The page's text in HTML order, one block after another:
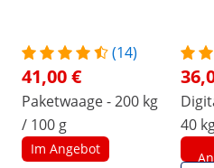
(14)
41,00 €
Paketwaage - 200 kg
/ 100 g
Im Angebot
40